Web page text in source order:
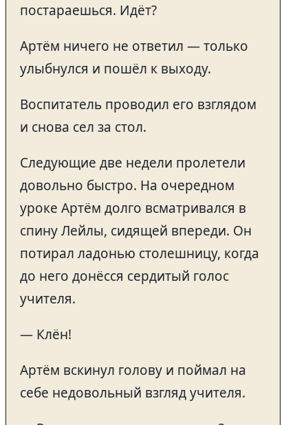
постараешься. Идёт?
Артём ничего не ответил — только
улыбнулся и пошёл к выходу.
Воспитатель проводил его взглядом
и снова сел за стол.
Следующие две недели пролетели
довольно быстро. На очередном
уроке Артём долго всматривался в
спину Лейлы, сидящей впереди. Он
потирал ладонью столешницу, когда
до него донёсся сердитый голос
учителя.
— Клён!
Артём вскинул голову и поймал на
себе недовольный взгляд учителя.